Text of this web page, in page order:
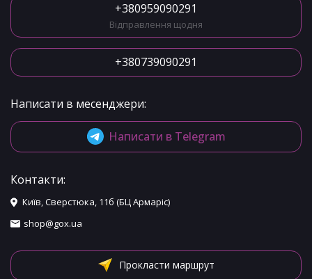
+380959090291
Відправлення щодня
+380739090291
Написати в месенджери:
Написати в Telegram
Контакти:
Київ, Сверстюка, 11б (БЦ Армаріс)
shop@gox.ua
Прокласти маршрут